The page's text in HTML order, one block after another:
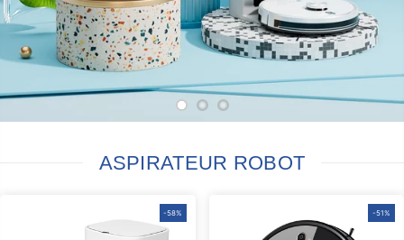
ASPIRATEUR ROBOT
-58% -51%